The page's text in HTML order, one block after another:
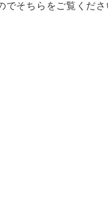
そちらをご覧くだ